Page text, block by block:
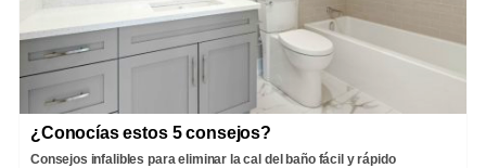
¿Conocías estos 5 consejos?
Consejos infalibles para eliminar la cal del baño fácil y rápido